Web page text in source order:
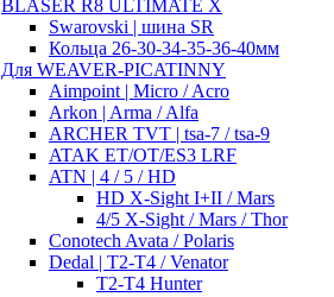
BLASER R8 ULTIMATE X
Swarovski | шина SR
Кольца 26-30-34-35-36-40мм
Для WEAVER-PICATINNY
Aimpoint | Micro / Acro
Arkon | Arma / Alfa
ARCHER TVT | tsa-7 / tsa-9
ATAK ET/OT/ES3 LRF
ATN | 4 / 5 / HD
HD X-Sight I+II / Mars
4/5 X-Sight / Mars / Thor
Conotech Avata / Polaris
Dedal | T2-T4 / Venator
T2-T4 Hunter